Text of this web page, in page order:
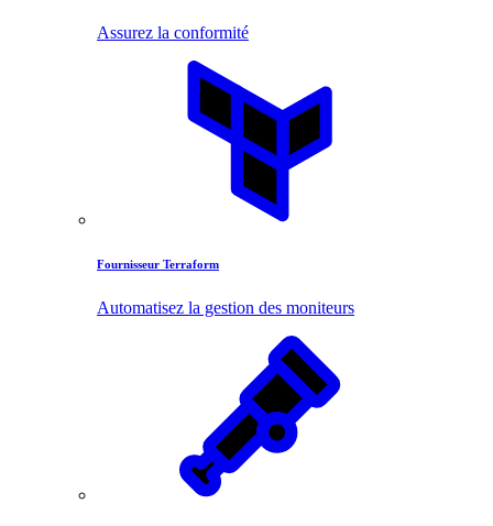
Assurez la conformité
Fournisseur Terraform
Automatisez la gestion des moniteurs